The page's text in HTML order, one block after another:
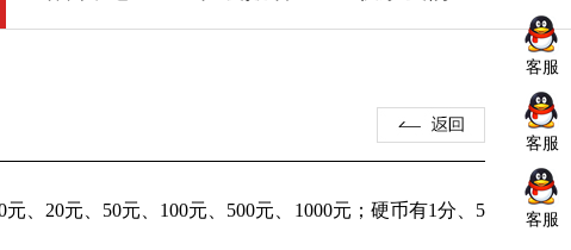
、20元、50元、100元、500元、1000元；硬币有1分、5
客服
客服
客服